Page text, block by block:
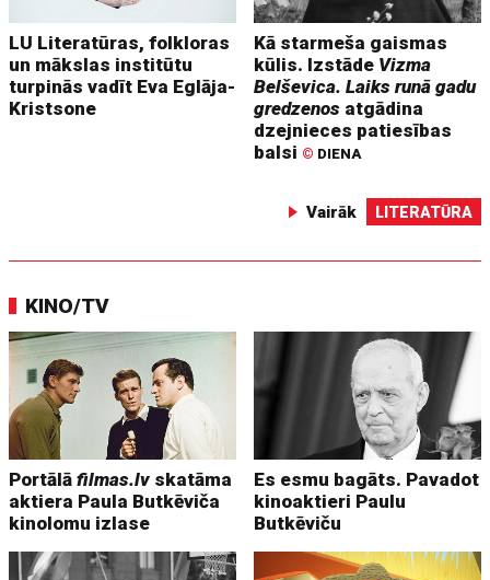
LU Literatūras, folkloras
un mākslas institūtu
turpinās vadīt Eva Eglāja-
Kristsone
Kā starmeša gaismas
kūlis. Izstāde Vizma
Belševica. Laiks runā gadu
gredzenos atgādina
dzejnieces patiesības
balsi © DIENA
Vairāk LITERATŪRA
KINO/TV
Portālāfilmas.lv skatāma
aktiera Paula Butkēviča
kinolomu izlase
Es esmu bagāts. Pavadot
kinoaktieri Paulu
Butkēviču